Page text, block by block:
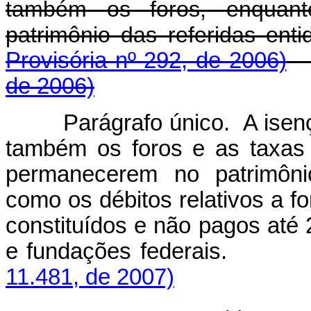
também os foros,
patrimônio das
Provisória nº 292, de 2006)
de 2006)
Parágrafo único. A
também os foros e as
permanecerem no
como os débitos relativos a
constituídos e não pagos até
e fundações
11.481, de 2007)